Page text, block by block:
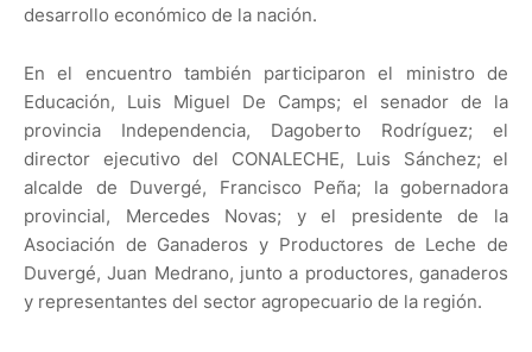
desarrollo económico de la nación.
En el encuentro también participaron el ministro de
Educación, Luis Miguel De Camps; el senador de la
provincia Independencia, Dagoberto Rodríguez; el
director ejecutivo del CONALECHE, Luis Sánchez; el
alcalde de Duvergé, Francisco Peña; la gobernadora
provincial, Mercedes Novas; y el presidente de la
Asociación de Ganaderos y Productores de Leche de
Duvergé, Juan Medrano, junto a productores, ganaderos
y representantes del sector agropecuario de la región.